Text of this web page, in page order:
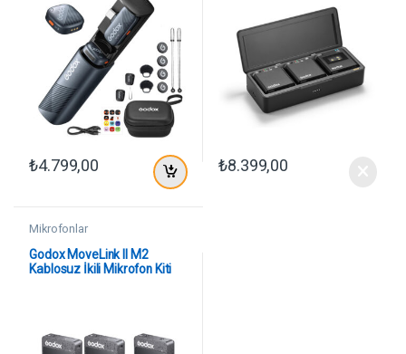
₺4.799,00 ₺8.399,00
Mikrofonlar
Godox MoveLink II M2
Kablosuz İkili Mikrofon Kiti